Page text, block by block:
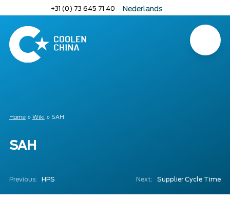
+31 (0) 73 645 71 40
Nederlands
Home Menu
Home» Wiki » SAH
SAH
Previous: HPS Next: Supplier Cycle Time